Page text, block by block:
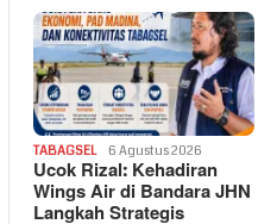
TABAGSEL 6 Agustus 2026
Ucok Rizal: Kehadiran
Wings Air di Bandara JHN
Langkah Strategis